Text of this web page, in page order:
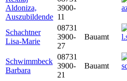
Aldoniza,
Auszubildende
3900-
11
Schachtner
Lisa-Marie
08731
3900-
27
Bauamt
Schwimmbeck
Barbara
08731
3900-
21
Bauamt